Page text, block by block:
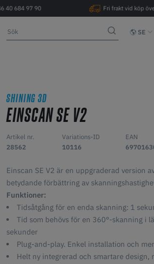
40 684 97 90 Fri frakt vid köp
SE
SHINING 3D
EINSCAN SE V2
Artikel nr.
28562
Variations-ID
10116
EAN
Einscan SE V2 är en uppgraderad version
betydande förbättring av
Funktioner:
Tidsåtgång för en enda skanning: 1
Tid som behövs för en 360°-skanning i
sekunder
Plug-and-play. Enkel installation och
Helt ny integrerad och smartare